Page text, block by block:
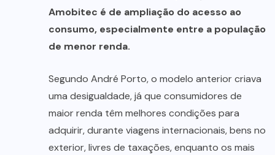
Amobitec é de ampliação do acesso ao
consumo, especialmente entre a população
de menor renda.
Segundo André Porto, o modelo anterior criava
uma desigualdade, já que consumidores de
maior renda têm melhores condições para
adquirir, durante viagens internacionais, bens no
exterior, livres de taxações, enquanto os mais